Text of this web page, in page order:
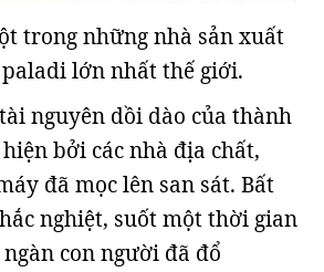
trong những nhà sản xuất
lớn nhất thế giới.
nguyên dồi dào của thành
bởi các nhà địa chất,
đã mọc lên san sát. Bất
nghiệt, suốt một thời gian
con người đã đổ